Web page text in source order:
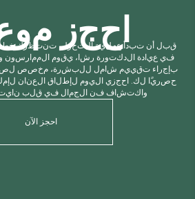
احجز مو قبل أن تبدأ عملية التحول، تنت ظرك خط
في عيادة الدكتور ة ر شا، يقوم الممار سون و
بإجراء تقييم شامل للبشرة، مخصص ل
حصريا لك. احجزي اليوم لإطلاق العنان لإم
واكتشاف فن الجمال في قلب ناي
احجز الآن